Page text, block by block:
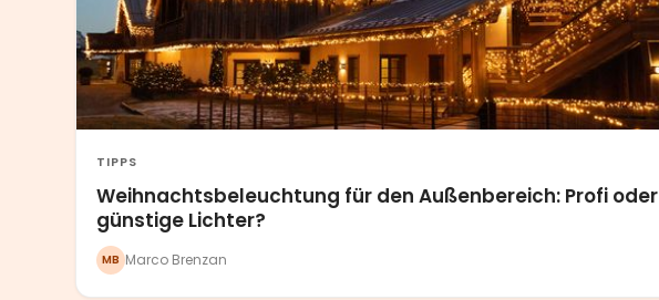
TIPPS
Weihnachtsbeleuchtung für den Außenbereich: Profi oder
günstige Lichter?
MB Marco Brenzan